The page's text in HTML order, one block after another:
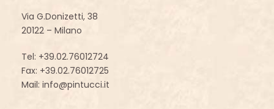
Via G.Donizetti, 38
20122 – Milano
Tel: +39.02.76012724
Fax: +39.02.76012725
Mail: info@pintucci.it